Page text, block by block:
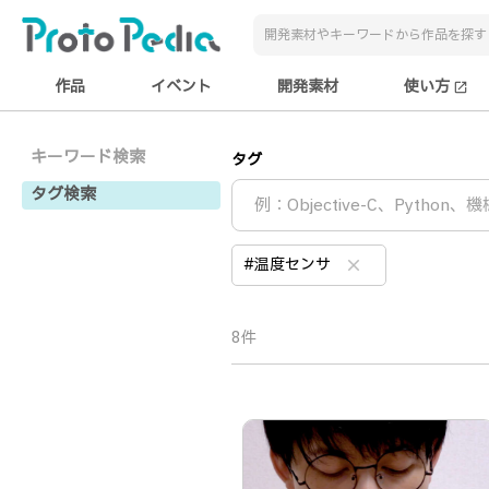
作品 イベント 開発素材 使い方 open_in_new
キーワード検索
タグ検索
タグ
#温度センサ clear
8件